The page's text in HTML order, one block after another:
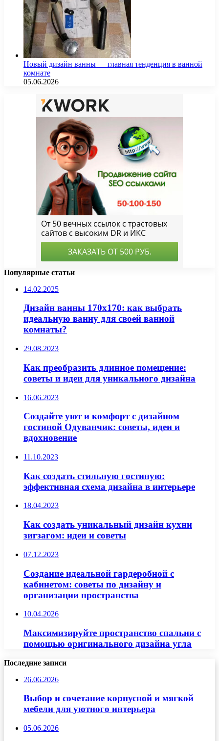
Новый дизайн ванны — главная тенденция в ванной
комнате
05.06.2026
Популярные статьи
14.02.2025
Дизайн ванны 170х170: как выбрать
идеальную ванну для своей ванной
комнаты?
29.08.2023
Как преобразить длинное помещение:
советы и идеи для уникального дизайна
16.06.2023
Создайте уют и комфорт с дизайном
гостиной Одуванчик: советы, идеи и
вдохновение
11.10.2023
Как создать стильную гостиную:
эффективная схема дизайна в интерьере
18.04.2023
Как создать уникальный дизайн кухни
зигзагом: идеи и советы
07.12.2023
Создание идеальной гардеробной с
кабинетом: советы по дизайну и
организации пространства
10.04.2026
Максимизируйте пространство спальни с
помощью оригинального дизайна угла
Последние записи
26.06.2026
Выбор и сочетание корпусной и мягкой
мебели для уютного интерьера
05.06.2026